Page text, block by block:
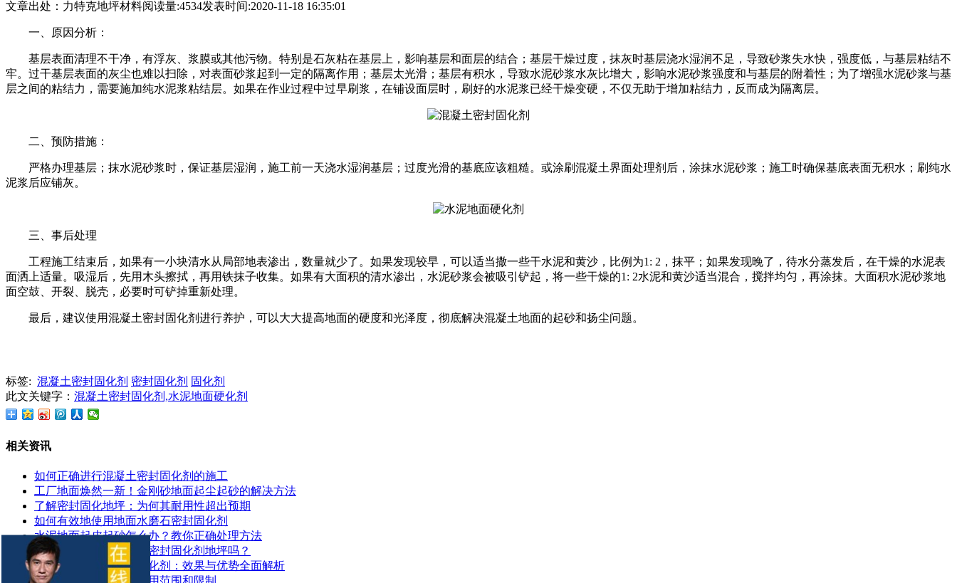
文章出处：力特克地坪材料阅读量:4534发表时间:2020-11-18 16:35:01
一、原因分析：
基层表面清理不干净，有浮灰、浆膜或其他污物。特别是石灰粘在基层上，影响基层和面层的结合；基层干燥过度，抹灰时基层浇水湿润不足，导致砂浆失水快，强度低，与基层粘结不
牢。过干基层表面的灰尘也难以扫除，对表面砂浆起到一定的隔离作用；基层太光滑；基层有积水，导致水泥砂浆水灰比增大，影响水泥砂浆强度和与基层的附着性；为了增强水泥砂浆与基
层之间的粘结力，需要施加纯水泥浆粘结层。如果在作业过程中过早刷浆，在铺设面层时，刷好的水泥浆已经干燥变硬，不仅无助于增加粘结力，反而成为隔离层。
二、预防措施：
严格办理基层；抹水泥砂浆时，保证基层湿润，施工前一天浇水湿润基层；过度光滑的基底应该粗糙。或涂刷混凝土界面处理剂后，涂抹水泥砂浆；施工时确保基底表面无积水；刷纯水
泥浆后应铺灰。
三、事后处理
工程施工结束后，如果有一小块清水从局部地表渗出，数量就少了。如果发现较早，可以适当撒一些干水泥和黄沙，比例为1: 2，抹平；如果发现晚了，待水分蒸发后，在干燥的水泥表
面洒上适量。吸湿后，先用木头擦拭，再用铁抹子收集。如果有大面积的清水渗出，水泥砂浆会被吸引铲起，将一些干燥的1: 2水泥和黄沙适当混合，搅拌均匀，再涂抹。大面积水泥砂浆地
面空鼓、开裂、脱壳，必要时可铲掉重新处理。
最后，建议使用混凝土密封固化剂进行养护，可以大大提高地面的硬度和光泽度，彻底解决混凝土地面的起砂和扬尘问题。
标签: 混凝土密封固化剂 密封固化剂 固化剂
此文关键字： 混凝土密封固化剂,水泥地面硬化剂
相关资讯
如何正确进行混凝土密封固化剂的施工
工厂地面焕然一新！金刚砂地面起尘起砂的解决方法
了解密封固化地坪：为何其耐用性超出预期
如何有效地使用地面水磨石密封固化剂
水泥地面起皮起砂怎么办？教你正确处理方法
地面潮湿可以做混凝土密封固化剂地坪吗？
探索锂基混凝土密封固化剂：效果与优势全面解析